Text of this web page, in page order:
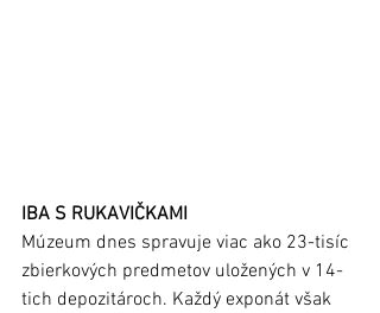
IBA S RUKAVIČKAMI
Múzeum dnes spravuje viac ako 23-tisíc
zbierkových predmetov uložených v 14-
tich depozitároch. Každý exponát však